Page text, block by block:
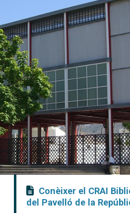
Conèixer el CRAI
del Pavelló de la